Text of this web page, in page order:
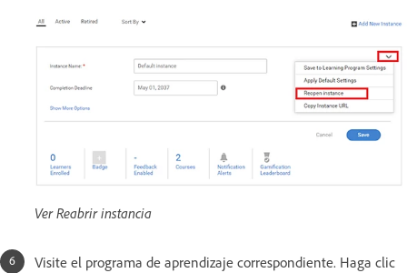
Ver Reabrir instancia
Visite el programa de aprendizaje correspondiente. Haga clic